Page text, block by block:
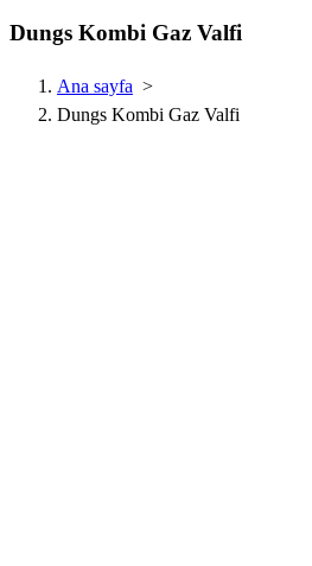
Dungs Kombi Gaz Valfi
Ana sayfa >
Dungs Kombi Gaz Valfi